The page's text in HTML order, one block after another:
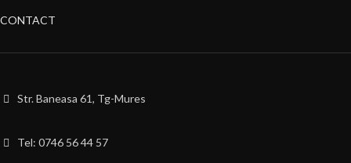
CONTACT
Str. Baneasa 61, Tg-Mures
Tel: 0746 56 44 57